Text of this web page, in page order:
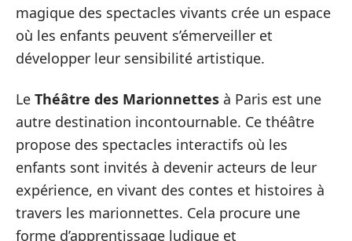
magique des spectacles vivants crée un espace
où les enfants peuvent s’émerveiller et
développer leur sensibilité artistique.
Le Théâtre des Marionnettes à Paris est une
autre destination incontournable. Ce théâtre
propose des spectacles interactifs où les
enfants sont invités à devenir acteurs de leur
expérience, en vivant des contes et histoires à
travers les marionnettes. Cela procure une
forme d’apprentissage ludique et